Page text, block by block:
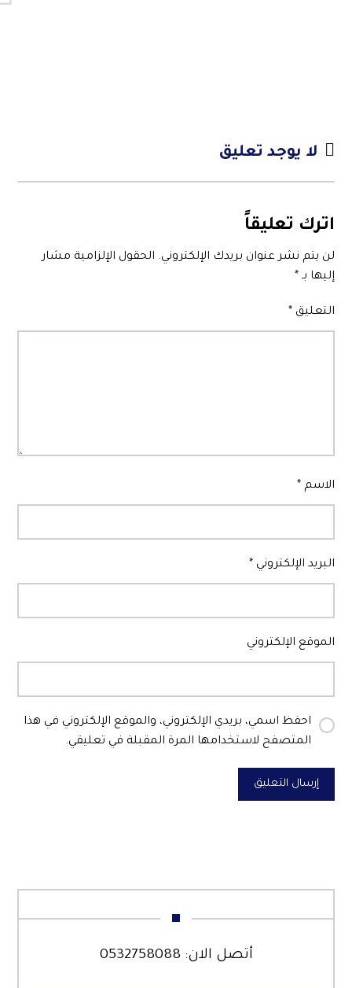
لا يوجد تعليق
اترك تعليقاً
لن يتم نشر عنوان بريدك الإلكتروني. الحقول الإلزامية مشار
إليها بـ *
التعليق *
الاسم *
البريد الإلكتروني *
الموقع الإلكتروني
احفظ اسمي، بريدي الإلكتروني، والموقع الإلكتروني في هذا
المتصفح لاستخدامها المرة المقبلة في تعليقي.
إرسال التعليق
أتصل الان: 0532758088